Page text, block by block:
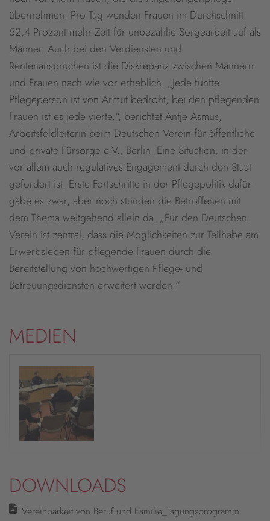
übernehmen. Pro Tag wenden Frauen im Durchschnitt
52,4 Prozent mehr Zeit für unbezahlte Sorgearbeit auf als
Männer. Auch bei den Verdiensten und
Rentenansprüchen ist die Diskrepanz zwischen Männern
und Frauen nach wie vor erheblich. „Jede fünfte
Pflegeperson ist von Armut bedroht, bei den pflegenden
Frauen ist es jede vierte.“, berichtet Antje Asmus,
Arbeitsfeldleiterin beim Deutschen Verein für öffentliche
und private Fürsorge e.V., Berlin. Eine Situation, in der
vor allem auch regulatives Engagement durch den Staat
gefordert ist. Erste Fortschritte in der Pflegepolitik dafür
gäbe es zwar, aber noch stünden die Betroffenen mit
dem Thema weitgehend allein da. „Für den Deutschen
Verein ist zentral, dass die Möglichkeiten zur Teilhabe am
Erwerbsleben für pflegende Frauen durch die
Bereitstellung von hochwertigen Pflege- und
Betreuungsdiensten erweitert werden.“
MEDIEN
DOWNLOADS
Vereinbarkeit von Beruf und Familie_Tagungsprogramm